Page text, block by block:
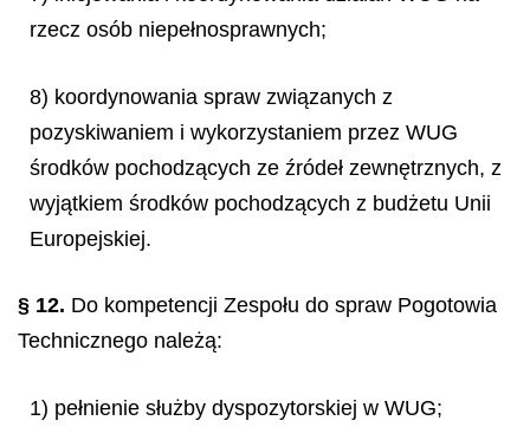
rzecz osób niepełnosprawnych;
8) koordynowania spraw związanych z
pozyskiwaniem i wykorzystaniem przez WUG
środków pochodzących ze źródeł zewnętrznych, z
wyjątkiem środków pochodzących z budżetu Unii
Europejskiej.
§ 12. Do kompetencji Zespołu do spraw Pogotowia
Technicznego należą:
1) pełnienie służby dyspozytorskiej w WUG;